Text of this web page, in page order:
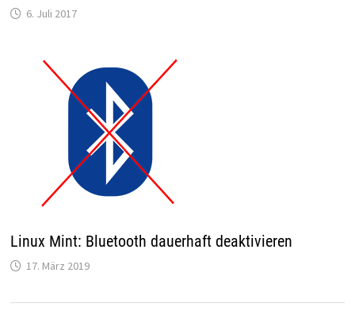
6. Juli 2017
Linux Mint: Bluetooth dauerhaft deaktivieren
17. März 2019